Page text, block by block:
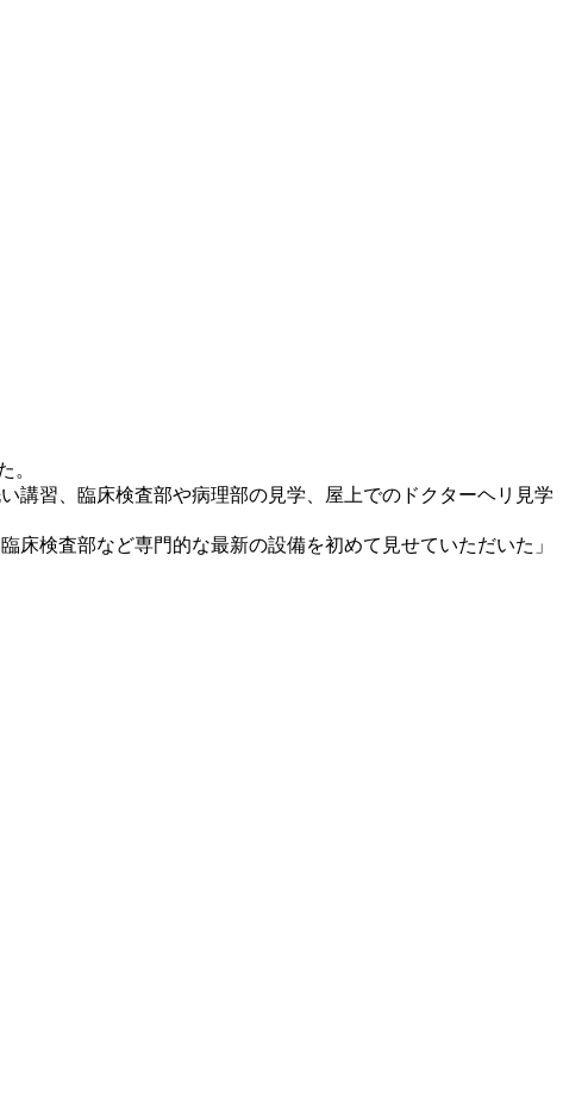
。
講習、臨床検査部や病理部の見学、屋上でのドクターヘリ見学
検査部など専門的な最新の設備を初めて見せていただいた」